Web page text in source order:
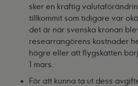
sker en kraftig
tillkommit som tidigare var
det är när svenska kronan
researrangörens kostnader
högre eller att flygskatten
1 mars.
För att kunna ta ut dess